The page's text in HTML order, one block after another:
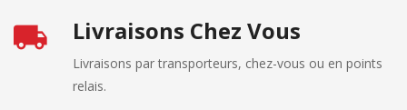
Livraisons Chez Vous
Livraisons par transporteurs, chez-vous ou en points
relais.